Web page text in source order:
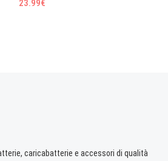
23.99€
caricabatterie e accessori di qualità